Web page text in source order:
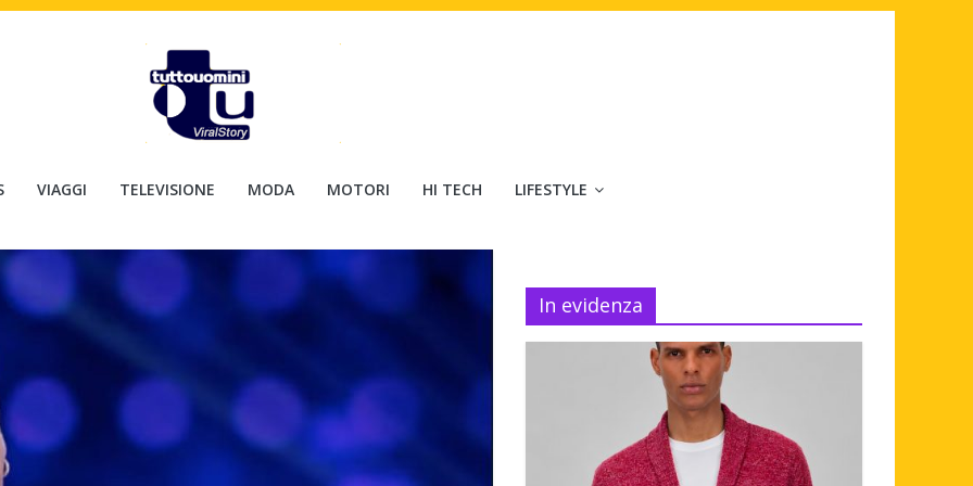
VIAGGI TELEVISIONE MODA MOTORI HI TECH LIFESTYLE
In evidenza